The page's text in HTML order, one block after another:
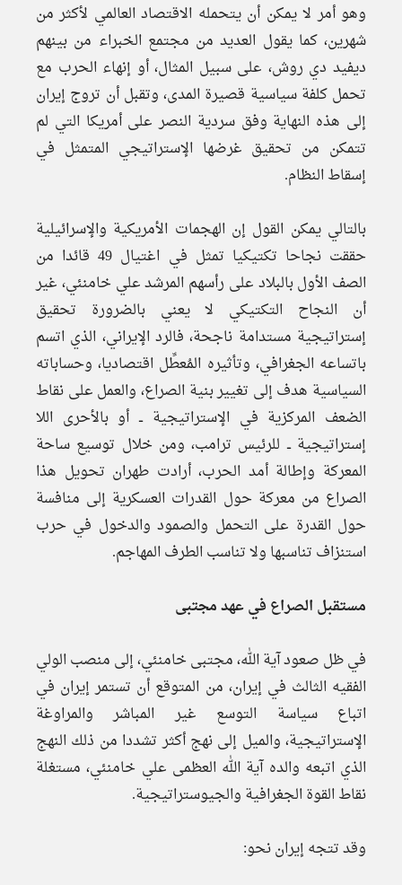
وهو أمر لا يمكن أن يتحمله الاقتصاد العالمي لأكثر من
شهرين، كما يقول العديد من مجتمع الخبراء من بينهم
ديفيد دي روش، على سبيل المثال، أو إنهاء الحرب مع
تحمل كلفة سياسية قصيرة المدى، وتقبل أن تروج إيران
إلى هذه النهاية وفق سردية النصر على أمريكا التي لم
تتمكن من تحقيق غرضها الإستراتيجي المتمثل في
إسقاط النظام.
بالتالي يمكن القول إن الهجمات الأمريكية والإسرائيلية
حققت نجاحا تكتيكيا تمثل في اغتيال 49 قائدا من
الصف الأول بالبلاد على رأسهم المرشد علي خامنئي، غير
أن النجاح التكتيكي لا يعني بالضرورة تحقيق
إستراتيجية مستدامة ناجحة، فالرد الإيراني، الذي اتسم
باتساعه الجغرافي، وتأثيره المُعطِّل اقتصاديا، وحساباته
السياسية هدف إلى تغيير بنية الصراع، والعمل على نقاط
الضعف المركزية في الإستراتيجية ــ أو بالأحرى اللا
إستراتيجية ــ للرئيس ترامب، ومن خلال توسيع ساحة
المعركة وإطالة أمد الحرب، أرادت طهران تحويل هذا
الصراع من معركة حول القدرات العسكرية إلى منافسة
حول القدرة على التحمل والصمود والدخول في حرب
استنزاف تناسبها ولا تناسب الطرف المهاجم.
مستقبل الصراع في عهد مجتبى
في ظل صعود آية الله، مجتبى خامنئي، إلى منصب الولي
الفقيه الثالث في إيران، من المتوقع أن تستمر إيران في
اتباع سياسة التوسع غير المباشر والمراوغة
الإستراتيجية، والميل إلى نهج أكثر تشددا من ذلك النهج
الذي اتبعه والده آية الله العظمى علي خامنئي، مستغلة
نقاط القوة الجغرافية والجيوستراتيجية.
وقد تتجه إيران نحو: